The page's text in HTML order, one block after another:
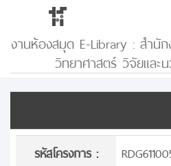
งานห้องสมุด E-Library : สำนั
วิทยาศาสตร์ วิจัยและ
รหัสโครงการ :